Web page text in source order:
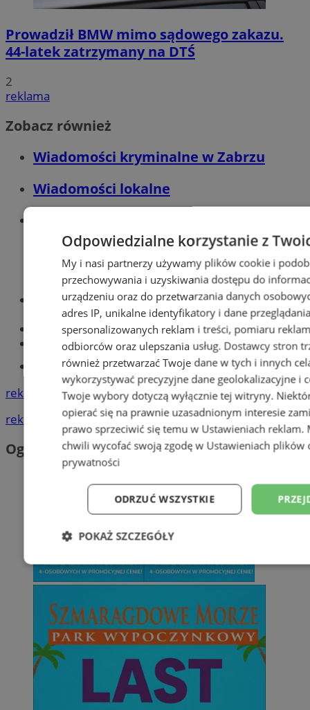
Prowadził BMW mimo sądowego zakazu.
44-latek zatrzymany na DTŚ
2
reklama
Zobacz również
Wiadomości kryminalne w Zabrzu
Wiadomości lokalne
Optyk, okulista
Zabrze
Największy sklep z częściami online!
Książeczka sanepidowska
Tworzenie stron www -Zabrze
reklama
reklama
Ogłoszenia
Odpowiedzialne korzystanie z
My i nasi partnerzy używamy plików cookie i
przechowywania i uzyskiwania dostępu do
urządzeniu oraz do przetwarzania danych
adres IP, unikalne identyfikatory i dane
spersonalizowanych reklam i treści, pomiaru
odbiorców oraz ulepszania usług. Dostawcy stron
również przetwarzać Twoje dane w tych i innych
wykorzystywać precyzyjne dane geolokalizacyjne i
Twoje wybory dotyczą wyłącznie tej witryny.
opierać się na prawnie uzasadnionym interesie
prawo sprzeciwić się temu w Ustawieniach reklam.
chwili wycofać swoją zgodę w Ustawieniach plików
prywatności
ODRZUĆ WSZYSTKIE
POKAŻ SZCZEGÓŁY
Niezbędne Wydajność
Niesklasyfikowane